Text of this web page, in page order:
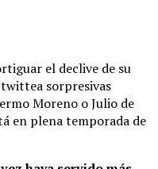
el declive de su
sorpresivas
Moreno o Julio de
en plena temporada de